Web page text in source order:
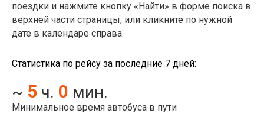
поездки и нажмите кнопку «Найти» в форме поиска в
верхней части страницы, или кликните по нужной
дате в календаре справа.
Статистика по рейсу за последние 7 дней:
~ 5 ч. 0 мин.
Минимальное время автобуса в пути